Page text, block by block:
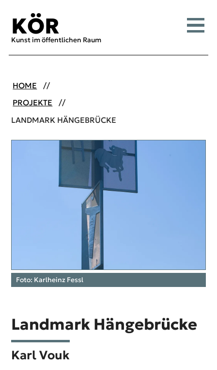
KÖR
Kunst im öffentlichen Raum
Menü
HOME
PROJEKTE
LANDMARK HÄNGEBRÜCKE
Foto: Karlheinz Fessl
LandmarkHängebrücke
Karl Vouk